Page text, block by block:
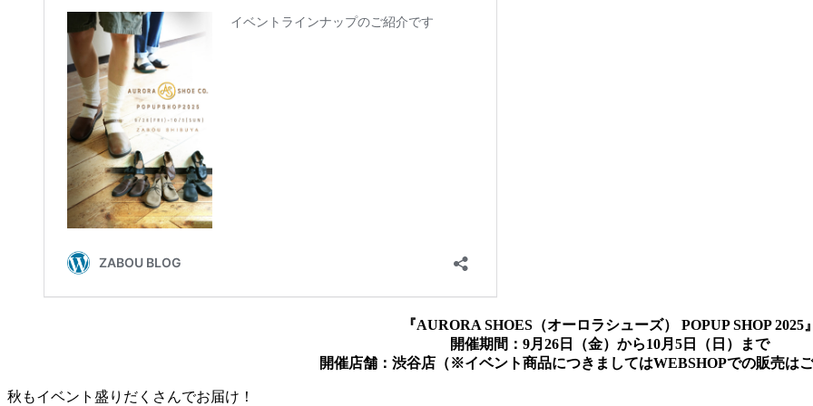
『AURORA SHOES（オーロラシューズ） POPUP SHOP 2025』
開催期間：9月26日（金）から10月5日（日）まで
開催店舗：渋谷店（※イベント商品につきましてはWEBSHOPでの販売はご
秋もイベント盛りだくさんでお届け！